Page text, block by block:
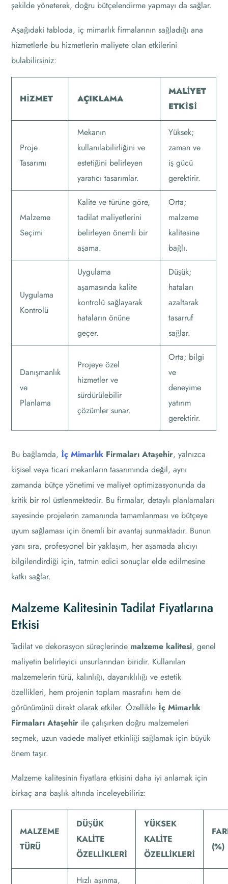
şekilde yöneterek, doğru bütçelendirme yapmayı da sağlar.
Aşağıdaki tabloda, iç mimarlık firmalarının sağladığı ana
hizmetlerle bu hizmetlerin maliyete olan etkilerini
bulabilirsiniz:
HIZMET AÇIKLAMA
MALIYET
ETKISI
Proje
Tasarımı
Mekanın
kullanılabilirliğini ve
estetiğini belirleyen
yaratıcı tasarımlar.
Yüksek;
zaman ve
iş gücü
gerektirir.
Malzeme
Seçimi
Kalite ve türüne göre,
tadilat maliyetlerini
belirleyen önemli bir
aşama.
Orta;
malzeme
kalitesine
bağlı.
Uygulama
Kontrolü
Uygulama
aşamasında kalite
kontrolü sağlayarak
hataların önüne
geçer.
Düşük;
hataları
azaltarak
tasarruf
sağlar.
Danışmanlık
ve
Planlama
Projeye özel
hizmetler ve
sürdürülebilir
çözümler sunar.
Orta; bilgi
ve
deneyime
yatırım
gerektirir.
Bu bağlamda,İç Mimarlık Firmaları Ataşehir, yalnızca
kişisel veya ticari mekanların tasarımında değil, aynı
zamanda bütçe yönetimi ve maliyet optimizasyonunda da
kritik bir rol üstlenmektedir. Bu firmalar, detaylı planlamaları
sayesinde projelerin zamanında tamamlanması ve bütçeye
uyum sağlaması için önemli bir avantaj sunmaktadır. Bunun
yanı sıra, profesyonel bir yaklaşım, her aşamada alıcıyı
bilgilendirdiği için, tatmin edici sonuçlar elde edilmesine
katkı sağlar.
Malzeme Kalitesinin Tadilat Fiyatlarına
Etkisi
Tadilat ve dekorasyon süreçlerinde malzeme kalitesi, genel
maliyetin belirleyici unsurlarından biridir. Kullanılan
malzemelerin türü, kalınlığı, dayanıklılığı ve estetik
özellikleri, hem projenin toplam masrafını hem de
görünümünü direkt olarak etkiler. Özellikleİç Mimarlık
Firmaları Ataşehir ile çalışırken doğru malzemeleri
seçmek, uzun vadede maliyet etkinliği sağlamak için büyük
önem taşır.
Malzeme kalitesinin fiyatlara etkisini daha iyi anlamak için
birkaç ana başlık altında inceleyebiliriz:
MALZEME
TÜRÜ
DÜŞÜK
KALITE
ÖZELLIKLERI
YÜKSEK
KALITE
ÖZELLIKLERI
(%)
Hızlı aşınma,